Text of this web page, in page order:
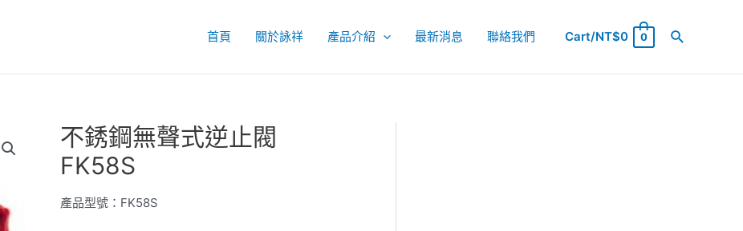
首頁 關於詠祥 產品介紹 最新消息 聯絡我們 Cart/NT$0 0
不銹鋼無聲式逆止閥
FK58S
產品型號：FK58S